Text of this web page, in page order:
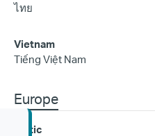
ไทย
Vietnam
Tiếng Việt Nam
Europe
Baltic